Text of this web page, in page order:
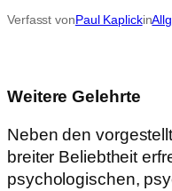
Verfasst vonPaul Kaplickin
Weitere Gelehrte
Neben den
breiter Beliebtheit
psychologischen,